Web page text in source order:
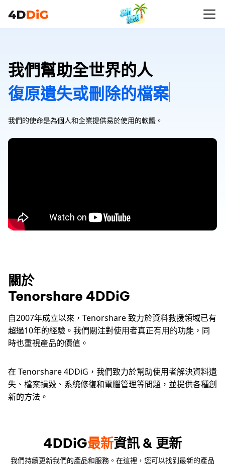
我們幫助全世界的人
復原遺失或刪除的檔案
我們的使命是為個人和企業提供易於使用的軟體。
關於
Tenorshare 4DDiG
自2007年成立以來，Tenorshare 致力於資料救援領域已有
超過10年的經驗。我們關注對使用者真正有用的功能，同
時也重視產品的價值。
在 Tenorshare 4DDiG，我們致力於幫助使用者解決資料遺
失、檔案損毀、系統修復和電腦管理等問題，並提供各種創
新的方法。
4DDiG最新資訊 & 更新
我們持續更新我們的產品和服務。在這裡，您可以找到最新的產品